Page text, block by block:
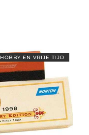
HOBBY EN VRIJE TIJD